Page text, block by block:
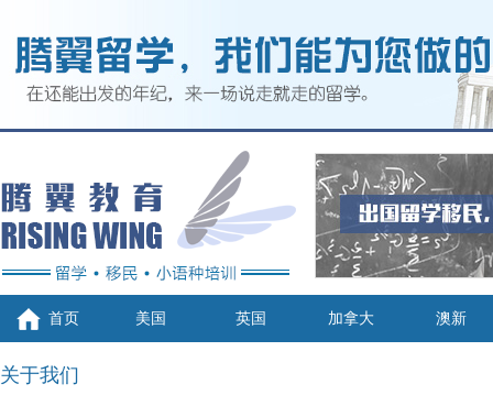
首页 美国 英国 加拿大 澳新
关于我们